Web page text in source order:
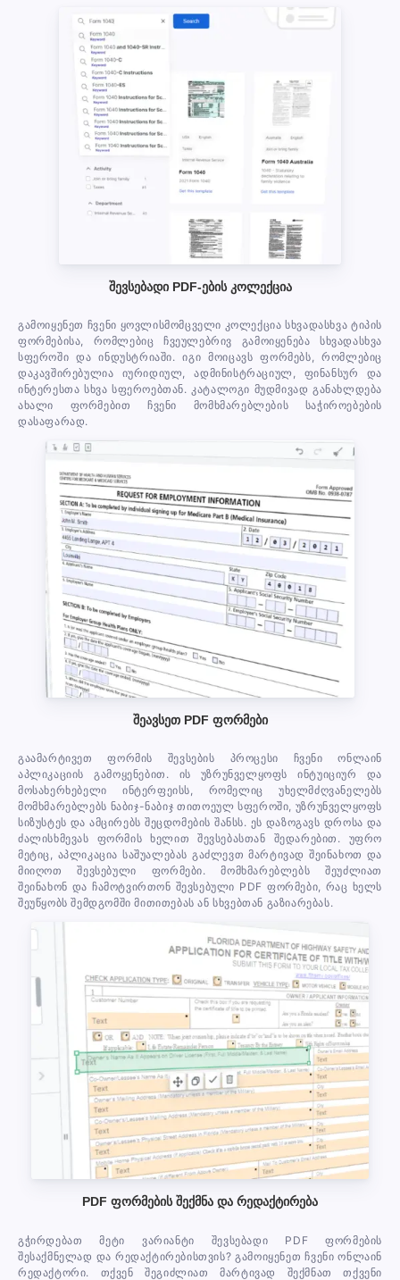
შევსებადი PDF-ების კოლექცია
გამოიყენეთ ჩვენი ყოვლისმომცველი კოლექცია სხვადასხვა ტიპის
ფორმებისა, რომლებიც ჩვეულებრივ გამოიყენება სხვადასხვა
სფეროში და ინდუსტრიაში. იგი მოიცავს ფორმებს, რომლებიც
დაკავშირებულია იურიდიულ, ადმინისტრაციულ, ფინანსურ და
ინტერესთა სხვა სფეროებთან. კატალოგი მუდმივად განახლდება
ახალი ფორმებით ჩვენი მომხმარებლების საჭიროებების
დასაფარად.
შეავსეთ PDF ფორმები
გაამარტივეთ ფორმის შევსების პროცესი ჩვენი ონლაინ
აპლიკაციის გამოყენებით. ის უზრუნველყოფს ინტუიციურ და
მოსახერხებელი ინტერფეისს, რომელიც უხელმძღვანელებს
მომხმარებლებს ნაბიჯ-ნაბიჯ თითოეულ სფეროში, უზრუნველყოფს
სიზუსტეს და ამცირებს შეცდომების შანსს. ეს დაზოგავს დროსა და
ძალისხმევას ფორმის ხელით შევსებასთან შედარებით. უფრო
მეტიც, აპლიკაცია საშუალებას გაძლევთ მარტივად შეინახოთ და
მიიღოთ შევსებული ფორმები. მომხმარებლებს შეუძლიათ
შეინახონ და ჩამოტვირთონ შევსებული PDF ფორმები, რაც ხელს
შეუწყობს შემდგომში მითითებას ან სხვებთან გაზიარებას.
PDF ფორმების შექმნა და რედაქტირება
გჭირდებათ მეტი ვარიანტი შევსებადი PDF ფორმების
შესაქმნელად და რედაქტირებისთვის? გამოიყენეთ ჩვენი ონლაინ
რედაქტორი. თქვენ შეგიძლიათ მარტივად შექმნათ თქვენი